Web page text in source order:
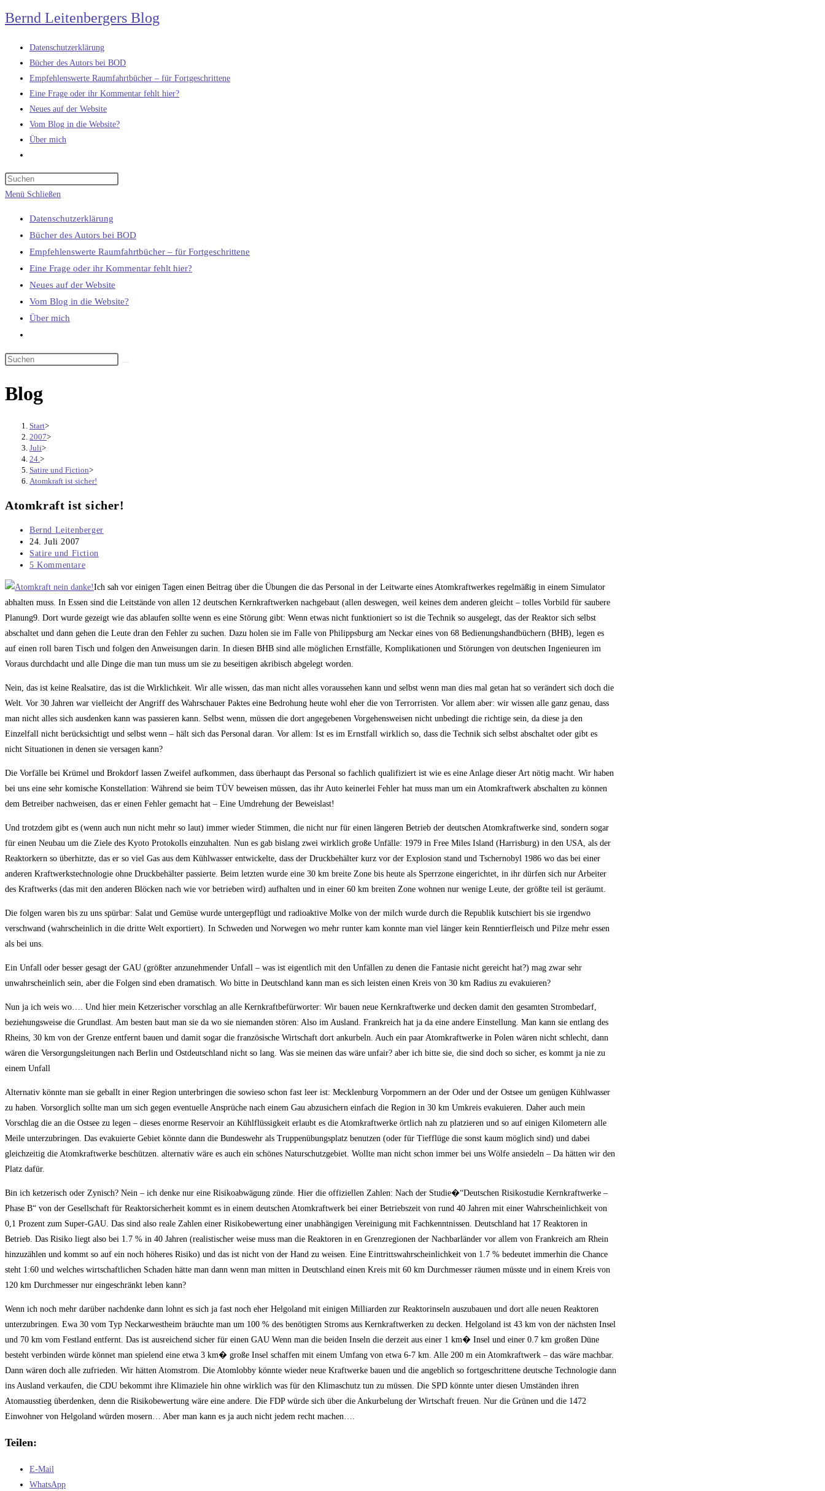
Zum
Inhalt
springen
Bernd Leitenbergers Blog
Datenschutzerklärung
Bücher des Autors bei BOD
Empfehlenswerte Raumfahrtbücher – für Fortgeschrittene
Eine Frage oder ihr Kommentar fehlt hier?
Neues auf der Website
Vom Blog in die Website?
Über mich
umschalten
Menü Schließen
Datenschutzerklärung
Bücher des Autors bei BOD
Empfehlenswerte Raumfahrtbücher – für Fortgeschrittene
Eine Frage oder ihr Kommentar fehlt hier?
Neues auf der Website
Vom Blog in die Website?
Über mich
umschalten
Blog
Start>
2007>
Juli>
24. >
Satire und Fiction>
Atomkraft ist sicher!
Atomkraft ist sicher!
Beitrags-
Autor:
Bernd Leitenberger
Beitrag
veröffentlicht:
24. Juli 2007
Beitrags-
Kategorie:
Satire und Fiction
Beitrags-
5 Kommentare
Ich sah vor einigen Tagen einen Beitrag über die Übungen die das Personal in der Leitwarte eines Atomkraftwerkes regelmäßig in einem Simulator
abhalten muss. In Essen sind die Leitstände von allen 12 deutschen Kernkraftwerken nachgebaut (allen deswegen, weil keines dem anderen gleicht – tolles Vorbild für saubere
Planung9. Dort wurde gezeigt wie das ablaufen sollte wenn es eine Störung gibt: Wenn etwas nicht funktioniert so ist die Technik so ausgelegt, das der Reaktor sich selbst
abschaltet und dann gehen die Leute dran den Fehler zu suchen. Dazu holen sie im Falle von Philippsburg am Neckar eines von 68 Bedienungshandbüchern (BHB), legen es
auf einen roll baren Tisch und folgen den Anweisungen darin. In diesen BHB sind alle möglichen Ernstfälle, Komplikationen und Störungen von deutschen Ingenieuren im
Voraus durchdacht und alle Dinge die man tun muss um sie zu beseitigen akribisch abgelegt worden.
Nein, das ist keine Realsatire, das ist die Wirklichkeit. Wir alle wissen, das man nicht alles voraussehen kann und selbst wenn man dies mal getan hat so verändert sich doch die
Welt. Vor 30 Jahren war vielleicht der Angriff des Wahrschauer Paktes eine Bedrohung heute wohl eher die von Terrorristen. Vor allem aber: wir wissen alle ganz genau, dass
man nicht alles sich ausdenken kann was passieren kann. Selbst wenn, müssen die dort angegebenen Vorgehensweisen nicht unbedingt die richtige sein, da diese ja den
Einzelfall nicht berücksichtigt und selbst wenn – hält sich das Personal daran. Vor allem: Ist es im Ernstfall wirklich so, dass die Technik sich selbst abschaltet oder gibt es
nicht Situationen in denen sie versagen kann?
Die Vorfälle bei Krümel und Brokdorf lassen Zweifel aufkommen, dass überhaupt das Personal so fachlich qualifiziert ist wie es eine Anlage dieser Art nötig macht. Wir haben
bei uns eine sehr komische Konstellation: Während sie beim TÜV beweisen müssen, das ihr Auto keinerlei Fehler hat muss man um ein Atomkraftwerk abschalten zu können
dem Betreiber nachweisen, das er einen Fehler gemacht hat – Eine Umdrehung der Beweislast!
Und trotzdem gibt es (wenn auch nun nicht mehr so laut) immer wieder Stimmen, die nicht nur für einen längeren Betrieb der deutschen Atomkraftwerke sind, sondern sogar
für einen Neubau um die Ziele des Kyoto Protokolls einzuhalten. Nun es gab bislang zwei wirklich große Unfälle: 1979 in Free Miles Island (Harrisburg) in den USA, als der
Reaktorkern so überhitzte, das er so viel Gas aus dem Kühlwasser entwickelte, dass der Druckbehälter kurz vor der Explosion stand und Tschernobyl 1986 wo das bei einer
anderen Kraftwerkstechnologie ohne Druckbehälter passierte. Beim letzten wurde eine 30 km breite Zone bis heute als Sperrzone eingerichtet, in ihr dürfen sich nur Arbeiter
des Kraftwerks (das mit den anderen Blöcken nach wie vor betrieben wird) aufhalten und in einer 60 km breiten Zone wohnen nur wenige Leute, der größte teil ist geräumt.
Die folgen waren bis zu uns spürbar: Salat und Gemüse wurde untergepflügt und radioaktive Molke von der milch wurde durch die Republik kutschiert bis sie irgendwo
verschwand (wahrscheinlich in die dritte Welt exportiert). In Schweden und Norwegen wo mehr runter kam konnte man viel länger kein Renntierfleisch und Pilze mehr essen
als bei uns.
Ein Unfall oder besser gesagt der GAU (größter anzunehmender Unfall – was ist eigentlich mit den Unfällen zu denen die Fantasie nicht gereicht hat?) mag zwar sehr
unwahrscheinlich sein, aber die Folgen sind eben dramatisch. Wo bitte in Deutschland kann man es sich leisten einen Kreis von 30 km Radius zu evakuieren?
Nun ja ich weis wo…. Und hier mein Ketzerischer vorschlag an alle Kernkraftbefürworter: Wir bauen neue Kernkraftwerke und decken damit den gesamten Strombedarf,
beziehungsweise die Grundlast. Am besten baut man sie da wo sie niemanden stören: Also im Ausland. Frankreich hat ja da eine andere Einstellung. Man kann sie entlang des
Rheins, 30 km von der Grenze entfernt bauen und damit sogar die französische Wirtschaft dort ankurbeln. Auch ein paar Atomkraftwerke in Polen wären nicht schlecht, dann
wären die Versorgungsleitungen nach Berlin und Ostdeutschland nicht so lang. Was sie meinen das wäre unfair? aber ich bitte sie, die sind doch so sicher, es kommt ja nie zu
einem Unfall
Alternativ könnte man sie geballt in einer Region unterbringen die sowieso schon fast leer ist: Mecklenburg Vorpommern an der Oder und der Ostsee um genügen Kühlwasser
zu haben. Vorsorglich sollte man um sich gegen eventuelle Ansprüche nach einem Gau abzusichern einfach die Region in 30 km Umkreis evakuieren. Daher auch mein
Vorschlag die an die Ostsee zu legen – dieses enorme Reservoir an Kühlflüssigkeit erlaubt es die Atomkraftwerke örtlich nah zu platzieren und so auf einigen Kilometern alle
Meile unterzubringen. Das evakuierte Gebiet könnte dann die Bundeswehr als Truppenübungsplatz benutzen (oder für Tiefflüge die sonst kaum möglich sind) und dabei
gleichzeitig die Atomkraftwerke beschützen. alternativ wäre es auch ein schönes Naturschutzgebiet. Wollte man nicht schon immer bei uns Wölfe ansiedeln – Da hätten wir den
Platz dafür.
Bin ich ketzerisch oder Zynisch? Nein – ich denke nur eine Risikoabwägung zünde. Hier die offiziellen Zahlen: Nach der Studie�“Deutschen Risikostudie Kernkraftwerke –
Phase B“ von der Gesellschaft für Reaktorsicherheit kommt es in einem deutschen Atomkraftwerk bei einer Betriebszeit von rund 40 Jahren mit einer Wahrscheinlichkeit von
0,1 Prozent zum Super-GAU. Das sind also reale Zahlen einer Risikobewertung einer unabhängigen Vereinigung mit Fachkenntnissen. Deutschland hat 17 Reaktoren in
Betrieb. Das Risiko liegt also bei 1.7 % in 40 Jahren (realistischer weise muss man die Reaktoren in en Grenzregionen der Nachbarländer vor allem von Frankreich am Rhein
hinzuzählen und kommt so auf ein noch höheres Risiko) und das ist nicht von der Hand zu weisen. Eine Eintrittswahrscheinlichkeit von 1.7 % bedeutet immerhin die Chance
steht 1:60 und welches wirtschaftlichen Schaden hätte man dann wenn man mitten in Deutschland einen Kreis mit 60 km Durchmesser räumen müsste und in einem Kreis von
120 km Durchmesser nur eingeschränkt leben kann?
Wenn ich noch mehr darüber nachdenke dann lohnt es sich ja fast noch eher Helgoland mit einigen Milliarden zur Reaktorinseln auszubauen und dort alle neuen Reaktoren
unterzubringen. Ewa 30 vom Typ Neckarwestheim bräuchte man um 100 % des benötigten Stroms aus Kernkraftwerken zu decken. Helgoland ist 43 km von der nächsten Insel
und 70 km vom Festland entfernt. Das ist ausreichend sicher für einen GAU Wenn man die beiden Inseln die derzeit aus einer 1 km� Insel und einer 0.7 km großen Düne
besteht verbinden würde könnet man spielend eine etwa 3 km� große Insel schaffen mit einem Umfang von etwa 6-7 km. Alle 200 m ein Atomkraftwerk – das wäre machbar.
Dann wären doch alle zufrieden. Wir hätten Atomstrom. Die Atomlobby könnte wieder neue Kraftwerke bauen und die angeblich so fortgeschrittene deutsche Technologie dann
ins Ausland verkaufen, die CDU bekommt ihre Klimaziele hin ohne wirklich was für den Klimaschutz tun zu müssen. Die SPD könnte unter diesen Umständen ihren
Atomausstieg überdenken, denn die Risikobewertung wäre eine andere. Die FDP würde sich über die Ankurbelung der Wirtschaft freuen. Nur die Grünen und die 1472
Einwohner von Helgoland würden mosern… Aber man kann es ja auch nicht jedem recht machen….
Teilen:
E-Mail
WhatsApp